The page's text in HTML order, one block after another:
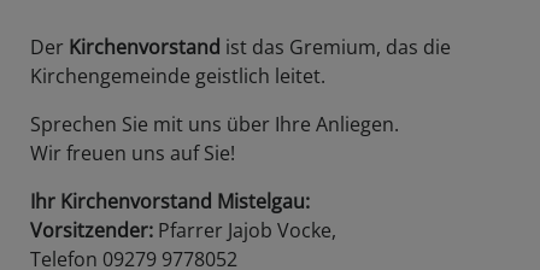
Der Kirchenvorstand ist das Gremium, das die
Kirchengemeinde geistlich leitet.
Sprechen Sie mit uns über Ihre Anliegen.
Wir freuen uns auf Sie!
Ihr Kirchenvorstand Mistelgau:
Vorsitzender: Pfarrer Jajob Vocke,
Telefon 09279 9778052